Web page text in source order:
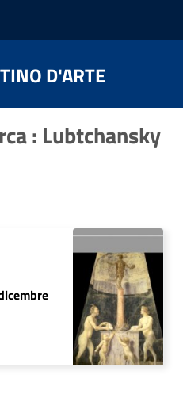
D'ARTE
: Lubtchansky